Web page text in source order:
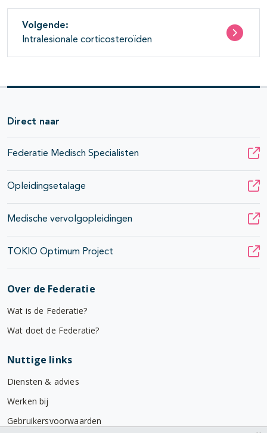
Volgende:
Intralesionale corticosteroïden
Direct naar
Federatie Medisch Specialisten
Opleidingsetalage
Medische vervolgopleidingen
TOKIO Optimum Project
Over de Federatie
Wat is de Federatie?
Wat doet de Federatie?
Nuttige links
Diensten & advies
Werken bij
Gebruikersvoorwaarden